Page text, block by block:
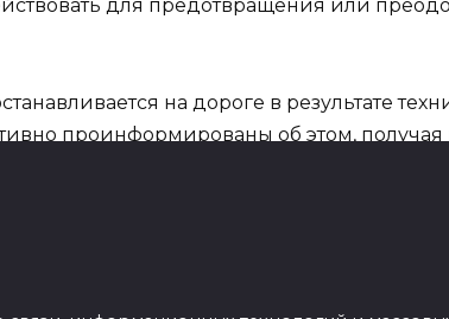
для предотвращения или
на дороге в результате
проинформированы об этом, получая
который будет функционировать при